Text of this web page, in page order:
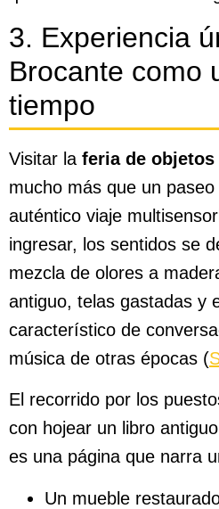
3. Experiencia
Brocante como
tiempo
Visitar la feria de
mucho más que un
auténtico viaje
ingresar, los sentidos se
mezcla de olores a
antiguo, telas gastadas y
característico de
música de otras épocas (
El recorrido por los
con hojear un libro
es una página que narra
Un mueble